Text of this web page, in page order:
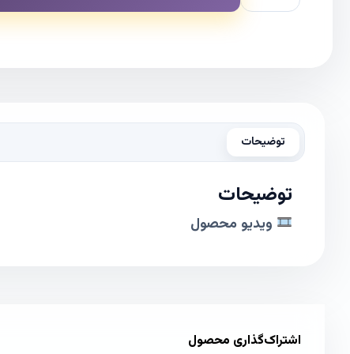
توضیحات
توضیحات
ویدیو محصول
اشتراک‌گذاری محصول